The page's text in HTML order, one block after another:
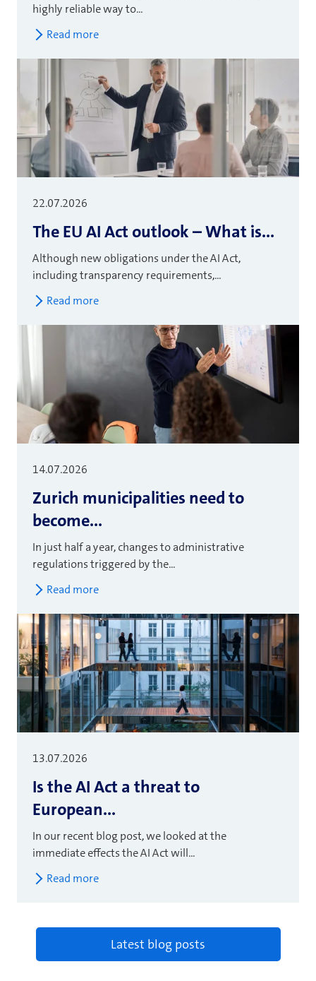
highly reliable way to...
Read more
22.07.2026
The EU AI Act outlook – What is...
Although new obligations under the AI Act,
including transparency requirements,...
Read more
14.07.2026
Zurich municipalities need to
become...
In just half a year, changes to administrative
regulations triggered by the...
Read more
13.07.2026
Is the AI Act a threat to
European...
In our recent blog post, we looked at the
immediate effects the AI Act will...
Read more
Latest blog posts